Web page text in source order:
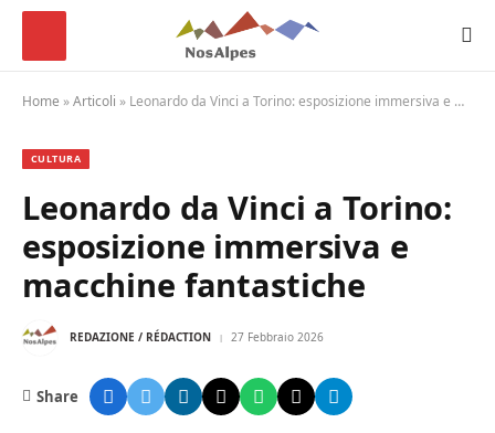
Home »Articoli » Leonardo da Vinci a Torino: esposizione immersiva e macchine fantastiche
CULTURA
Leonardo da Vinci a Torino:
esposizione immersiva e
macchine fantastiche
REDAZIONE / RÉDACTION 27 Febbraio 2026
Share